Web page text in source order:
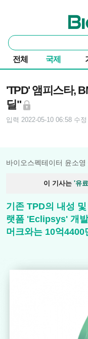
바이
통
합
검
색
전체 국제
'TPD' 앰피스타,
딜"
입력 2022-05-10 06:58 수
바이오스펙테이터 윤소영
이 기사는 '유
기존 TPD의 내성
랫폼 'Eclipsys' 개
머크와는 10억4400